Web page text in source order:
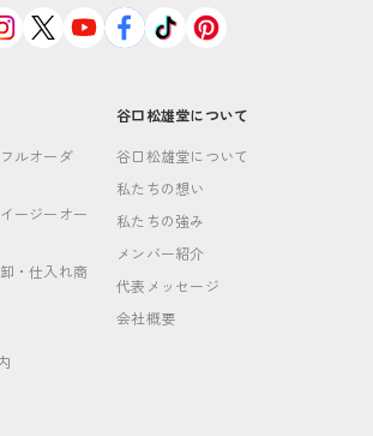
ルオーダ
ージーオー
・仕入れ商
谷口松雄堂について
谷口松雄堂について
私たちの想い
私たちの強み
メンバー紹介
代表メッセージ
会社概要